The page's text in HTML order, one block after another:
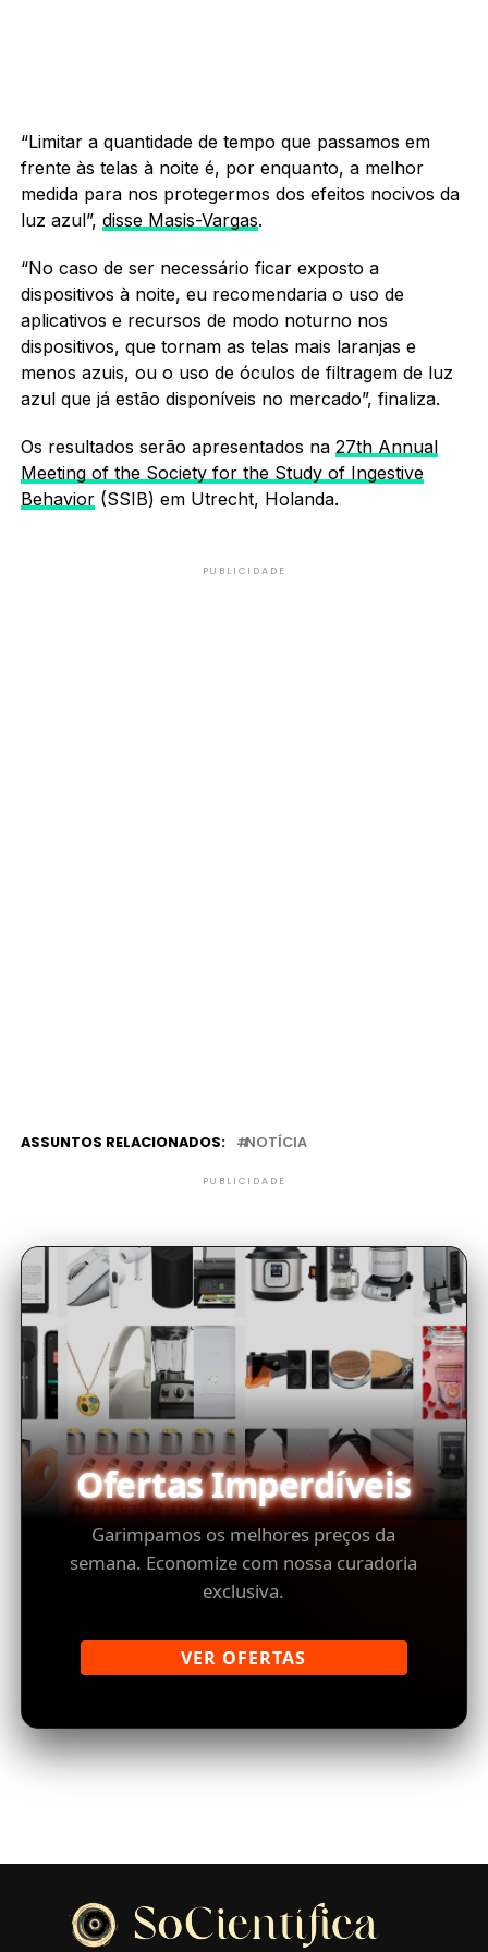
“Limitar a quantidade de tempo que passamos em
frente às telas à noite é, por enquanto, a melhor
medida para nos protegermos dos efeitos nocivos da
luz azul”, disse Masis-Vargas.
“No caso de ser necessário ficar exposto a
dispositivos à noite, eu recomendaria o uso de
aplicativos e recursos de modo noturno nos
dispositivos, que tornam as telas mais laranjas e
menos azuis, ou o uso de óculos de filtragem de luz
azul que já estão disponíveis no mercado”, finaliza.
Os resultados serão apresentados na 27th Annual
Meeting of the Society for the Study of Ingestive
Behavior(SSIB) em Utrecht, Holanda.
PUBLICIDADE
ASSUNTOS RELACIONADOS: NOTÍCIA
PUBLICIDADE
Ofertas Imperdíveis
Garimpamos os melhores preços da
semana. Economize com nossa curadoria
exclusiva.
VER OFERTAS